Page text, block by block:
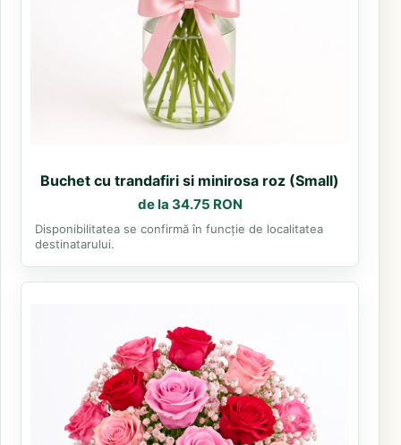
Buchet cu trandafiri si minirosa roz (Small)
de la 34.75 RON
Disponibilitatea se confirmă în funcție de localitatea
destinatarului.